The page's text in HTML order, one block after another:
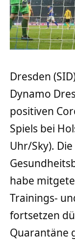
Dresden
Dynamo
positiven
Spiels bei
Uhr/Sky).
habe
Trainings-
fortsetzen
Quarantäne